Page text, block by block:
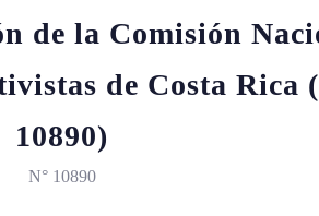
de la Comisión
de Costa Rica
10890)
N° 10890